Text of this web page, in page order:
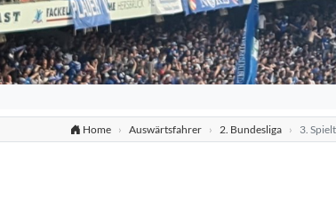
Home Auswärtsfahrer 2. Bundesliga 3.